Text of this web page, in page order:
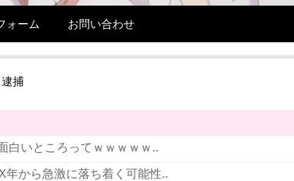
ォーム お問い合わせ
逮捕
白いところってｗｗｗｗｗ..
年から急激に落ち着く可能性..